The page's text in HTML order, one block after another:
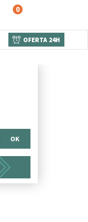
0
OFERTA 24H
OK